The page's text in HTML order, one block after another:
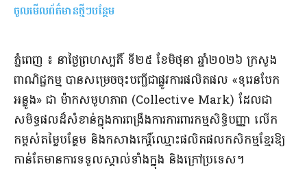
ចូលមើលព័ត៌មានថ្មីៗបន្ថែម
ភ្នំពេញ ៖ នាថ្ងៃព្រហស្បតិ៍ ទី២៥ ខែមិថុនា ឆ្នាំ២០២៦ ក្រសួង
ពាណិជ្ជកម្ម បានសម្រេចចុះបញ្ជីជាផ្លូវការផលិតផល «ទុរេនបែក
អន្លូង» ជា ម៉ាកសមូហភាព (Collective Mark) ដែលជា
សមិទ្ធផលដ៏សំខាន់ក្នុងការពង្រឹងការការពារកម្មសិទ្ធិបញ្ញា លើក
កម្ពស់តម្លៃបន្ថែម និងកសាងកេរ្តិ៍ឈ្មោះផលិតផលកសិកម្មខ្មែរឱ្យ
កាន់តែមានការទទួលស្គាល់ទាំងក្នុង និងក្រៅប្រទេស។